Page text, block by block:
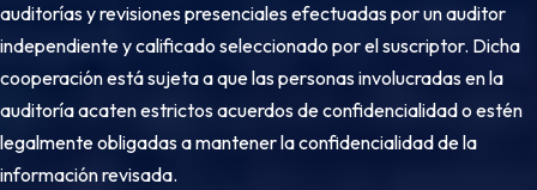
auditorías y revisiones presenciales efectuadas por un auditor
independiente y calificado seleccionado por el suscriptor. Dicha
cooperación está sujeta a que las personas involucradas en la
auditoría acaten estrictos acuerdos de confidencialidad o estén
legalmente obligadas a mantener la confidencialidad de la
información revisada.